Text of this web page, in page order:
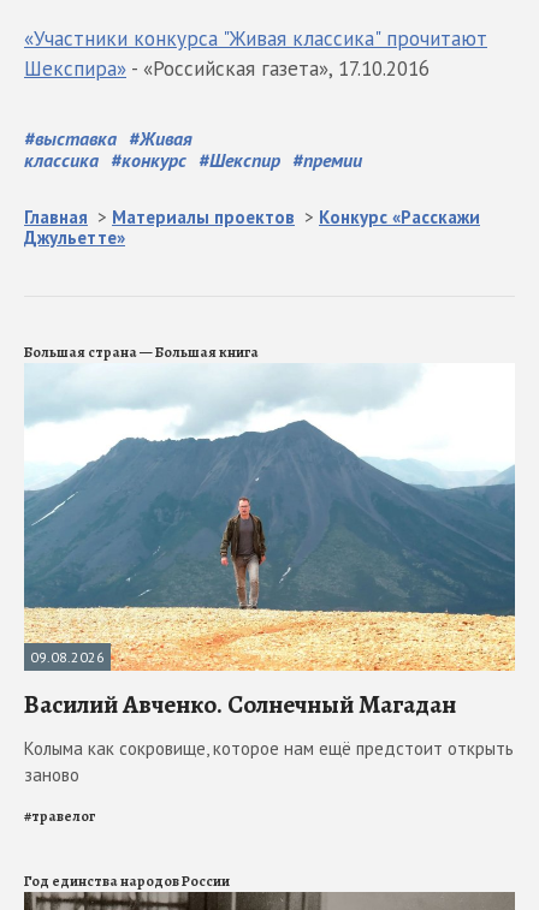
«Участники конкурса "Живая классика" прочитают
Шекспира» - «Российская газета», 17.10.2016
#выставка #Живая
классика #конкурс #Шекспир #премии
Главная > Материалы проектов > Конкурс «Расскажи
Джульетте»
Большая страна — Большая книга
09.08.2026
Василий Авченко. Солнечный Магадан
Колыма как сокровище, которое нам ещё предстоит открыть
заново
#травелог
Год единства народов России